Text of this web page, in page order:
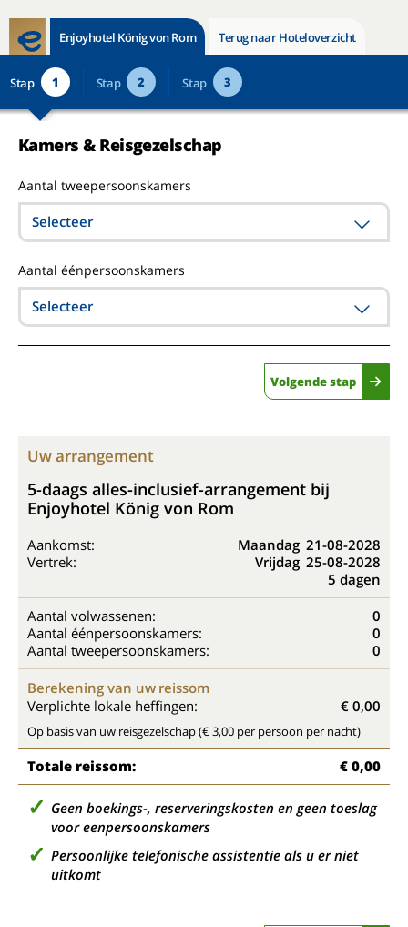
Enjoyhotel König von Rom Terug naar Hoteloverzicht
Stap 1 Stap 2 Stap 3
Kamers & Reisgezelschap
Aantal tweepersoonskamers
Selecteer
Aantal éénpersoonskamers
Selecteer
Volgende stap
Uw arrangement
5-daags alles-inclusief-arrangement bij
Enjoyhotel König von Rom
Aankomst: Maandag 21-08-2028
Vertrek:
Vrijdag 25-08-2028
5 dagen
Aantal volwassenen:
0
Aantal éénpersoonskamers:
0
Aantal tweepersoonskamers:
0
Berekening van uw reissom
Verplichte lokale heffingen:
€ 0,00
Op basis van uw reisgezelschap (€ 3,00 per persoon per nacht)
Totale reissom: € 0,00
Geen boekings-, reserveringskosten en geen toeslag
voor eenpersoonskamers
Persoonlijke telefonische assistentie als u er niet
uitkomt